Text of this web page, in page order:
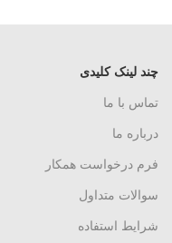
چند لینک کلیدی
تماس با ما
درباره ما
فرم درخواست همکار
سوالات متداول
شرایط استفاده